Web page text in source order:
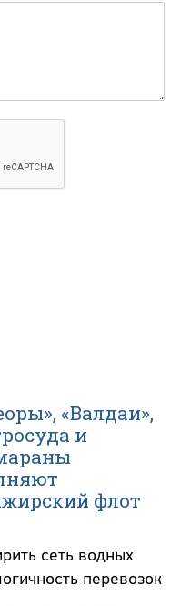
«Валдаи»,
и
флот
сеть водных
перевозок